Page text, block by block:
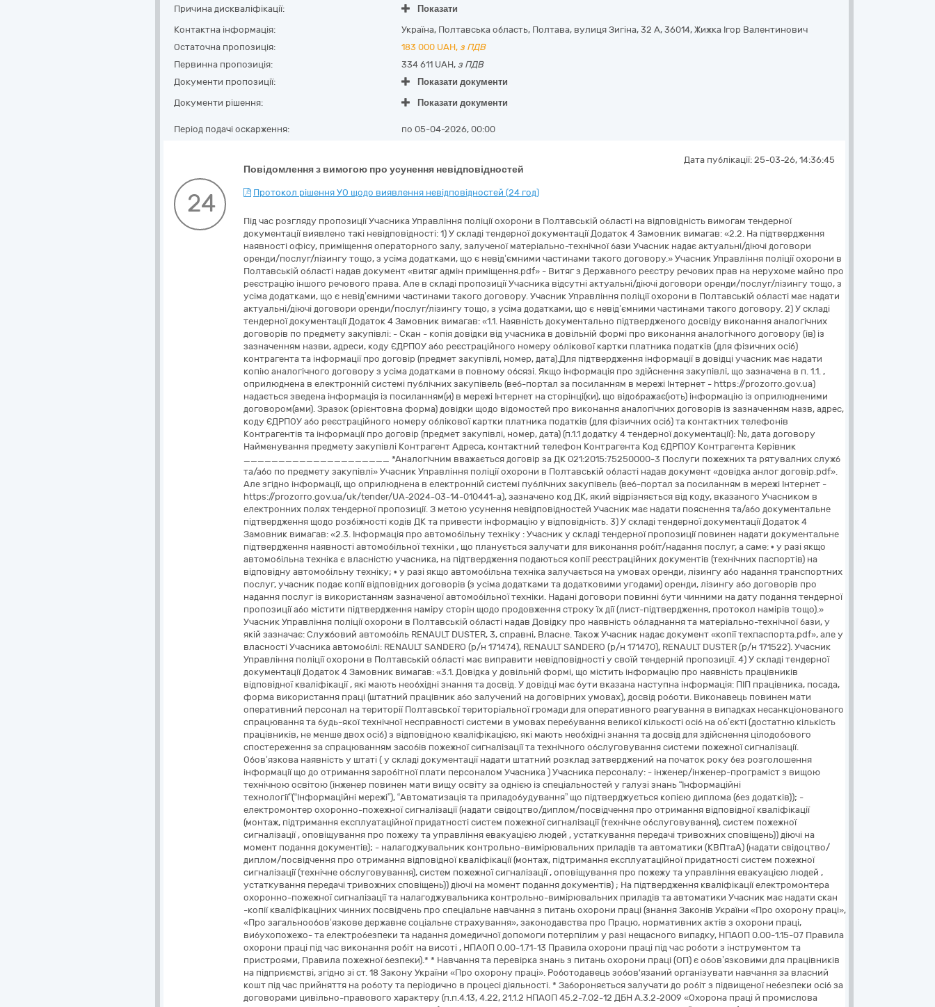
Причина дискваліфікації:
Показати
Контактна інформація:
Україна, Полтавська область, Полтава, вулиця Зигіна, 32 А, 36014, Жижка Ігор Валентинович
Остаточна пропозиція:
183 000 UAH, з ПДВ
Первинна пропозиція:
334 611 UAH, з ПДВ
Документи пропозиції:
Показати документи
Документи рішення:
Показати документи
Період подачі оскарження: по 05-04-2026, 00:00
Повідомлення з вимогою про усунення невідповідностей
Дата публікації: 25-03-26, 14:36:45
24 Протокол рішення УО щодо виявлення невідповідностей (24 год)
Під час розгляду пропозиції Учасника Управління поліції охорони в Полтавській області на відповідність вимогам тендерної документації виявлено такі невідповідності: 1) У складі тендерної документації Додаток 4 Замовник вимагав: «2.2. На підтвердження наявності офісу, приміщення операторного залу, залученої матеріально-технічної бази Учасник надає актуальні/діючі договори оренди/послуг/лізингу тощо, з усіма додатками, що є невід’ємними частинами такого договору.» Учасник Управління поліції охорони в Полтавській області надав документ «витяг адмін приміщення.pdf» - Витяг з Державного реєстру речових прав на нерухоме майно про реєстрацію іншого речового права. Але в складі пропозиції Учасника відсутні актуальні/діючі договори оренди/послуг/лізингу тощо, з усіма додатками, що є невід’ємними частинами такого договору. Учасник Управління поліції охорони в Полтавській області має надати актуальні/діючі договори оренди/послуг/лізингу тощо, з усіма додатками, що є невід’ємними частинами такого договору. 2) У складі тендерної документації Додаток 4 Замовник вимагав: «1.1. Наявність документально підтвердженого досвіду виконання аналогічних договорів по предмету закупівлі: - Скан - копія довідки від учасника в довільній формі про виконання аналогічного договору (ів) із зазначенням назви, адреси, коду ЄДРПОУ або реєстраційного номеру облікової картки платника податків (для фізичних осіб) контрагента та інформації про договір (предмет закупівлі, номер, дата).Для підтвердження інформації в довідці учасник має надати копію аналогічного договору з усіма додатками в повному обсязі. Якщо інформація про здійснення закупівлі, що зазначена в п. 1.1. , оприлюднена в електронній системі публічних закупівель (веб-портал за посиланням в мережі Інтернет - https://prozorro.gov.ua) надається зведена інформація із посиланням(и) в мережі Інтернет на сторінці(ки), що відображає(ють) інформацію із оприлюдненими договором(ами). Зразок (орієнтовна форма) довідки щодо відомостей про виконання аналогічних договорів із зазначенням назв, адрес, коду ЄДРПОУ або реєстраційного номеру облікової картки платника податків (для фізичних осіб) та контактних телефонів Контрагентів та інформації про договір (предмет закупівлі, номер, дата) (п.1.1 додатку 4 тендерної документації): №, дата договору Найменування предмету закупівлі Контрагент Адреса, контактний телефон Контрагента Код ЄДРПОУ Контрагента Керівник _____________________ *Аналогічним вважається договір за ДК 021:2015:75250000-3 Послуги пожежних та рятувалних служб та/або по предмету закупівлі» Учасник Управління поліції охорони в Полтавській області надав документ «довідка анлог договір.pdf». Але згідно інформації, що оприлюднена в електронній системі публічних закупівель (веб-портал за посиланням в мережі Інтернет - https://prozorro.gov.ua/uk/tender/UA-2024-03-14-010441-a), зазначено код ДК, який відрізняється від коду, вказаного Учасником в електронних полях тендерної пропозиції. З метою усунення невідповідностей Учасник має надати пояснення та/або документальне підтвердження щодо розбіжності кодів ДК та привести інформацію у відповідність. 3) У складі тендерної документації Додаток 4 Замовник вимагав: «2.3. Інформація про автомобільну техніку : Учасник у складі тендерної пропозиції повинен надати документальне підтвердження наявності автомобільної техніки , що планується залучати для виконання робіт/надання послуг, а саме: • у разі якщо автомобільна техніка є власністю учасника, на підтвердження подаються копії реєстраційних документів (технічних паспортів) на відповідну автомобільну техніку; • у разі якщо автомобільна техніка залучається на умовах оренди, лізингу або надання транспортних послуг, учасник подає копії відповідних договорів (з усіма додатками та додатковими угодами) оренди, лізингу або договорів про надання послуг із використанням зазначеної автомобільної техніки. Надані договори повинні бути чинними на дату подання тендерної пропозиції або містити підтвердження наміру сторін щодо продовження строку їх дії (лист-підтвердження, протокол намірів тощо).» Учасник Управління поліції охорони в Полтавській області надав Довідку про наявність обладнання та матеріально-технічної бази, у якій зазначає: Службовий автомобіль RENAULT DUSTER, 3, справні, Власне. Також Учасник надає документ «копії техпаспорта.pdf», але у власності Учасника автомобілі: RENAULT SANDERO (р/н 171474), RENAULT SANDERO (р/н 171470), RENAULT DUSTER (р/н 171522). Учасник Управління поліції охорони в Полтавській області має виправити невідповідності у своїй тендерній пропозиції. 4) У складі тендерної документації Додаток 4 Замовник вимагав: «3.1. Довідка у довільній формі, що містить інформацію про наявність працівників відповідної кваліфікації , які мають необхідні знання та досвід. У довідці має бути вказана наступна інформація: ПІП працівника, посада, форма використання праці (штатний працівник або залучений на договірних умовах), досвід роботи. Виконавець повинен мати оперативний персонал на території Полтавської територіальної громади для оперативного реагування в випадках несанкціонованого спрацювання та будь-якої технічної несправності системи в умовах перебування великої кількості осіб на об’єкті (достатню кількість працівників, не менше двох осіб) з відповідною кваліфікацією, які мають необхідні знання та досвід для здійснення цілодобового спостереження за спрацюванням засобів пожежної сигналізації та технічного обслуговування системи пожежної сигналізації. Обов’язкова наявність у штаті ( у складі документації надати штатний розклад затверджений на початок року без розголошення інформації що до отримання заробітної плати персоналом Учасника ) Учасника персоналу: - інженер/інженер-програміст з вищою технічною освітою (інженер повинен мати вищу освіту за однією із спеціальностей у галузі знань “Інформаційні технології”(“Інформаційні мережі”), “Автоматизація та приладобудування” що підтверджується копією диплома (без додатків)); - електромонтер охоронно-пожежної сигналізації (надати свідоцтво/диплом/посвідчення про отримання відповідної кваліфікації (монтаж, підтримання експлуатаційної придатності систем пожежної сигналізації (технічне обслуговування), систем пожежної сигналізації , оповіщування про пожежу та управління евакуацією людей , устаткування передачі тривожних сповіщень)) діючі на момент подання документів); - налагоджувальник контрольно-вимірювальних приладів та автоматики (КВПтаА) (надати свідоцтво/диплом/посвідчення про отримання відповідної кваліфікації (монтаж, підтримання експлуатаційної придатності систем пожежної сигналізації (технічне обслуговування), систем пожежної сигналізації , оповіщування про пожежу та управління евакуацією людей , устаткування передачі тривожних сповіщень)) діючі на момент подання документів) ; На підтвердження кваліфікації електромонтера охоронно-пожежної сигналізації та налагоджувальника контрольно-вимірювальних приладів та автоматики Учасник має надати скан -копії кваліфікаціних чинних посвідчень про спеціальне навчання з питань охорони праці (знання Законів України «Про охорону праці», «Про загальнообов’язкове державне соціальне страхування», законодавства про Працю, нормативних актів з охорони праці, вибухопожежо- та електробезпеки та надання домедичної допомоги потерпілим у разі нещасного випадку, НПАОП 0.00-1.15-07 Правила охорони праці під час виконання робіт на висоті , НПАОП 0.00-1.71-13 Правила охорони праці під час роботи з інструментом та пристроями, Правила пожежної безпеки).* * Навчання та перевірка знань з питань охорони праці (ОП) є обов’язковими для працівників на підприємстві, згідно зі ст. 18 Закону України «Про охорону праці». Роботодавець зобов'язаний організувати навчання за власний кошт під час прийняття на роботу та періодично в процесі діяльності. * Забороняється залучати до робіт з підвищеної небезпеки осіб за договорами цивільно-правового характеру (п.п.4.13, 4.22, 21.1.2 НПАОП 45.2-7.02-12 ДБН А.3.2-2009 «Охорона праці й промислова безпека в будівництві. Основні положення» ) - диспетчер АПС - не менше 4 осіб відповідно до Ліцензійних умов (Учасник має надати штатний розклад);» Учасник Управління поліції охорони в Полтавській області не надав на підтвердження кваліфікації електромонтера охоронно-пожежної сигналізації: свідоцтво/диплом/посвідчення про отримання відповідної кваліфікації а саме: (монтаж, підтримання експлуатаційної придатності систем пожежної сигналізації) (технічне обслуговування), систем пожежної сигналізації, оповіщування про пожежу та управління евакуацією людей, устаткування передачі тривожних сповіщень), діючі на момент подання документів, а Згідно документів Учасника: - Кошиль О.О. (електромонтер охоронно-пожежної сигналізації) - загальні занння по посвідченню № 012-25/7 має загальну форму навчання , не відповідає умовам кваліфікації (монтаж, підтримання експлуатаційної придатності систем пожежної сигналізації (технічне обслуговування), систем пожежної сигналізації, оповіщування про пожежу та управління евакуацією людей, устаткування передачі тривожних сповіщень)) діючі на момент подання документів); Філоніч О.О. (електромонтер охоронно-пожежної сигналізації ) - загальні зання по посвідченню № 012-25/8 має загальну форму навчання , не відповідає умовам кваліфікації (монтаж, підтримання експлуатаційної придатності систем пожежної сигналізації (технічне обслуговування), систем пожежної сигналізації, оповіщування про пожежу та управління евакуацією людей, устаткування передачі тривожних сповіщень)) діючі на момент подання документів); Тригуб О.В. по договору субпідряду ПП«ЯВІР-2000» (налагоджувальник контрольно-вимірювальних приладів та автоматики КВіП ) , по посвідченню № 012-25/7 має загальну форму навчання (посвідчення не мають специфіки роботи), не відповідає умовам кваліфікації (монтаж, підтримання експлуатаційної придатності систем пожежної сигналізації (технічне обслуговування), систем пожежної сигналізації, оповіщування про пожежу та управління евакуацією людей, устаткування передачі тривожних сповіщень)) діючі на мом